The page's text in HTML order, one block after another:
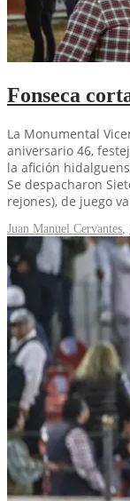
Fonseca
La Monumental
aniversario 46,
la afición
Se despacharon
rejones), de juego
Juan Manuel Cervantes,